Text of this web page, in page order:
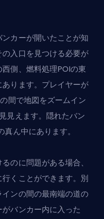
カーが開いたことが知
入口を見つける必要が
側、燃料処理POIの東
ります。プレイヤーが
間で地図をズームイン
見えます。隠れたバン
ん中にあります。
のに問題がある場合、
くことができます。別
ンの間の最南端の道の
バンカー内に入った